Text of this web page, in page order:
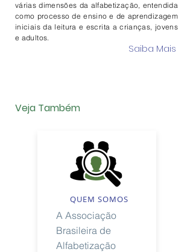
várias dimensões da alfabetização, entendida
como processo de ensino e de aprendizagem
iniciais da leitura e escrita a crianças, jovens
e adultos.
Saiba Mais
Veja Também
QUEM SOMOS
A Associação
Brasileira de
Alfabetização